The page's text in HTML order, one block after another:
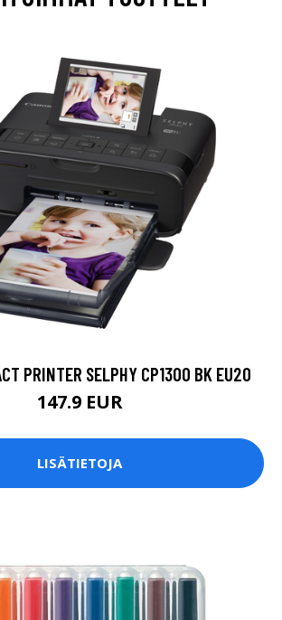
PRINTER SELPHY CP1300 BK EU20
147.9 EUR
LISÄTIETOJA